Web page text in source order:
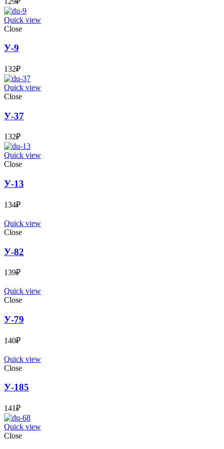
Quick view
Close
У-9
132₽
Quick view
Close
У-37
132₽
Quick view
Close
У-13
134₽
Quick view
Close
У-82
139₽
Quick view
Close
У-79
140₽
Quick view
Close
У-185
141₽
Quick view
Close